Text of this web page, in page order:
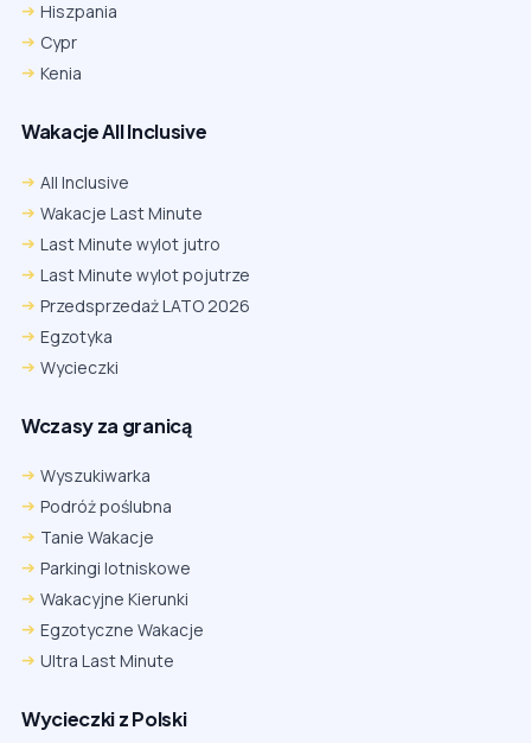
Hiszpania
Cypr
Kenia
Wakacje All Inclusive
All Inclusive
Wakacje Last Minute
Last Minute wylot jutro
Last Minute wylot pojutrze
Przedsprzedaż LATO 2026
Egzotyka
Wycieczki
Wczasy za granicą
Wyszukiwarka
Podróż poślubna
Tanie Wakacje
Parkingi lotniskowe
Wakacyjne Kierunki
Egzotyczne Wakacje
Ultra Last Minute
Wycieczki z Polski